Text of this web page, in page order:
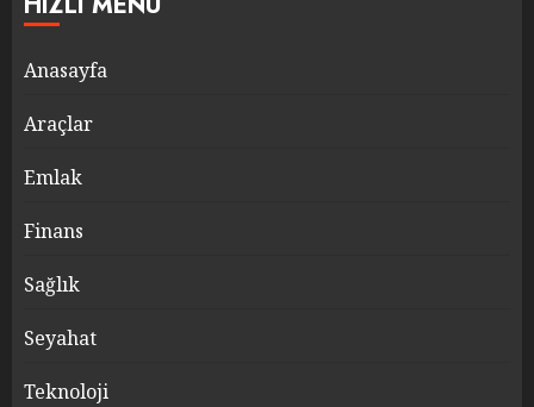
Anasayfa
Araçlar
Emlak
Finans
Sağlık
Seyahat
Teknoloji